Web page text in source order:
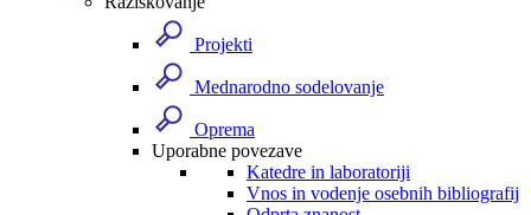
Projekti
Mednarodno sodelovanje
Oprema
Uporabne povezave
Katedre in laboratoriji
Vnos in vodenje osebnih bibliografij